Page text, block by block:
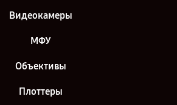
Видеокамеры
МФУ
Объективы
Плоттеры